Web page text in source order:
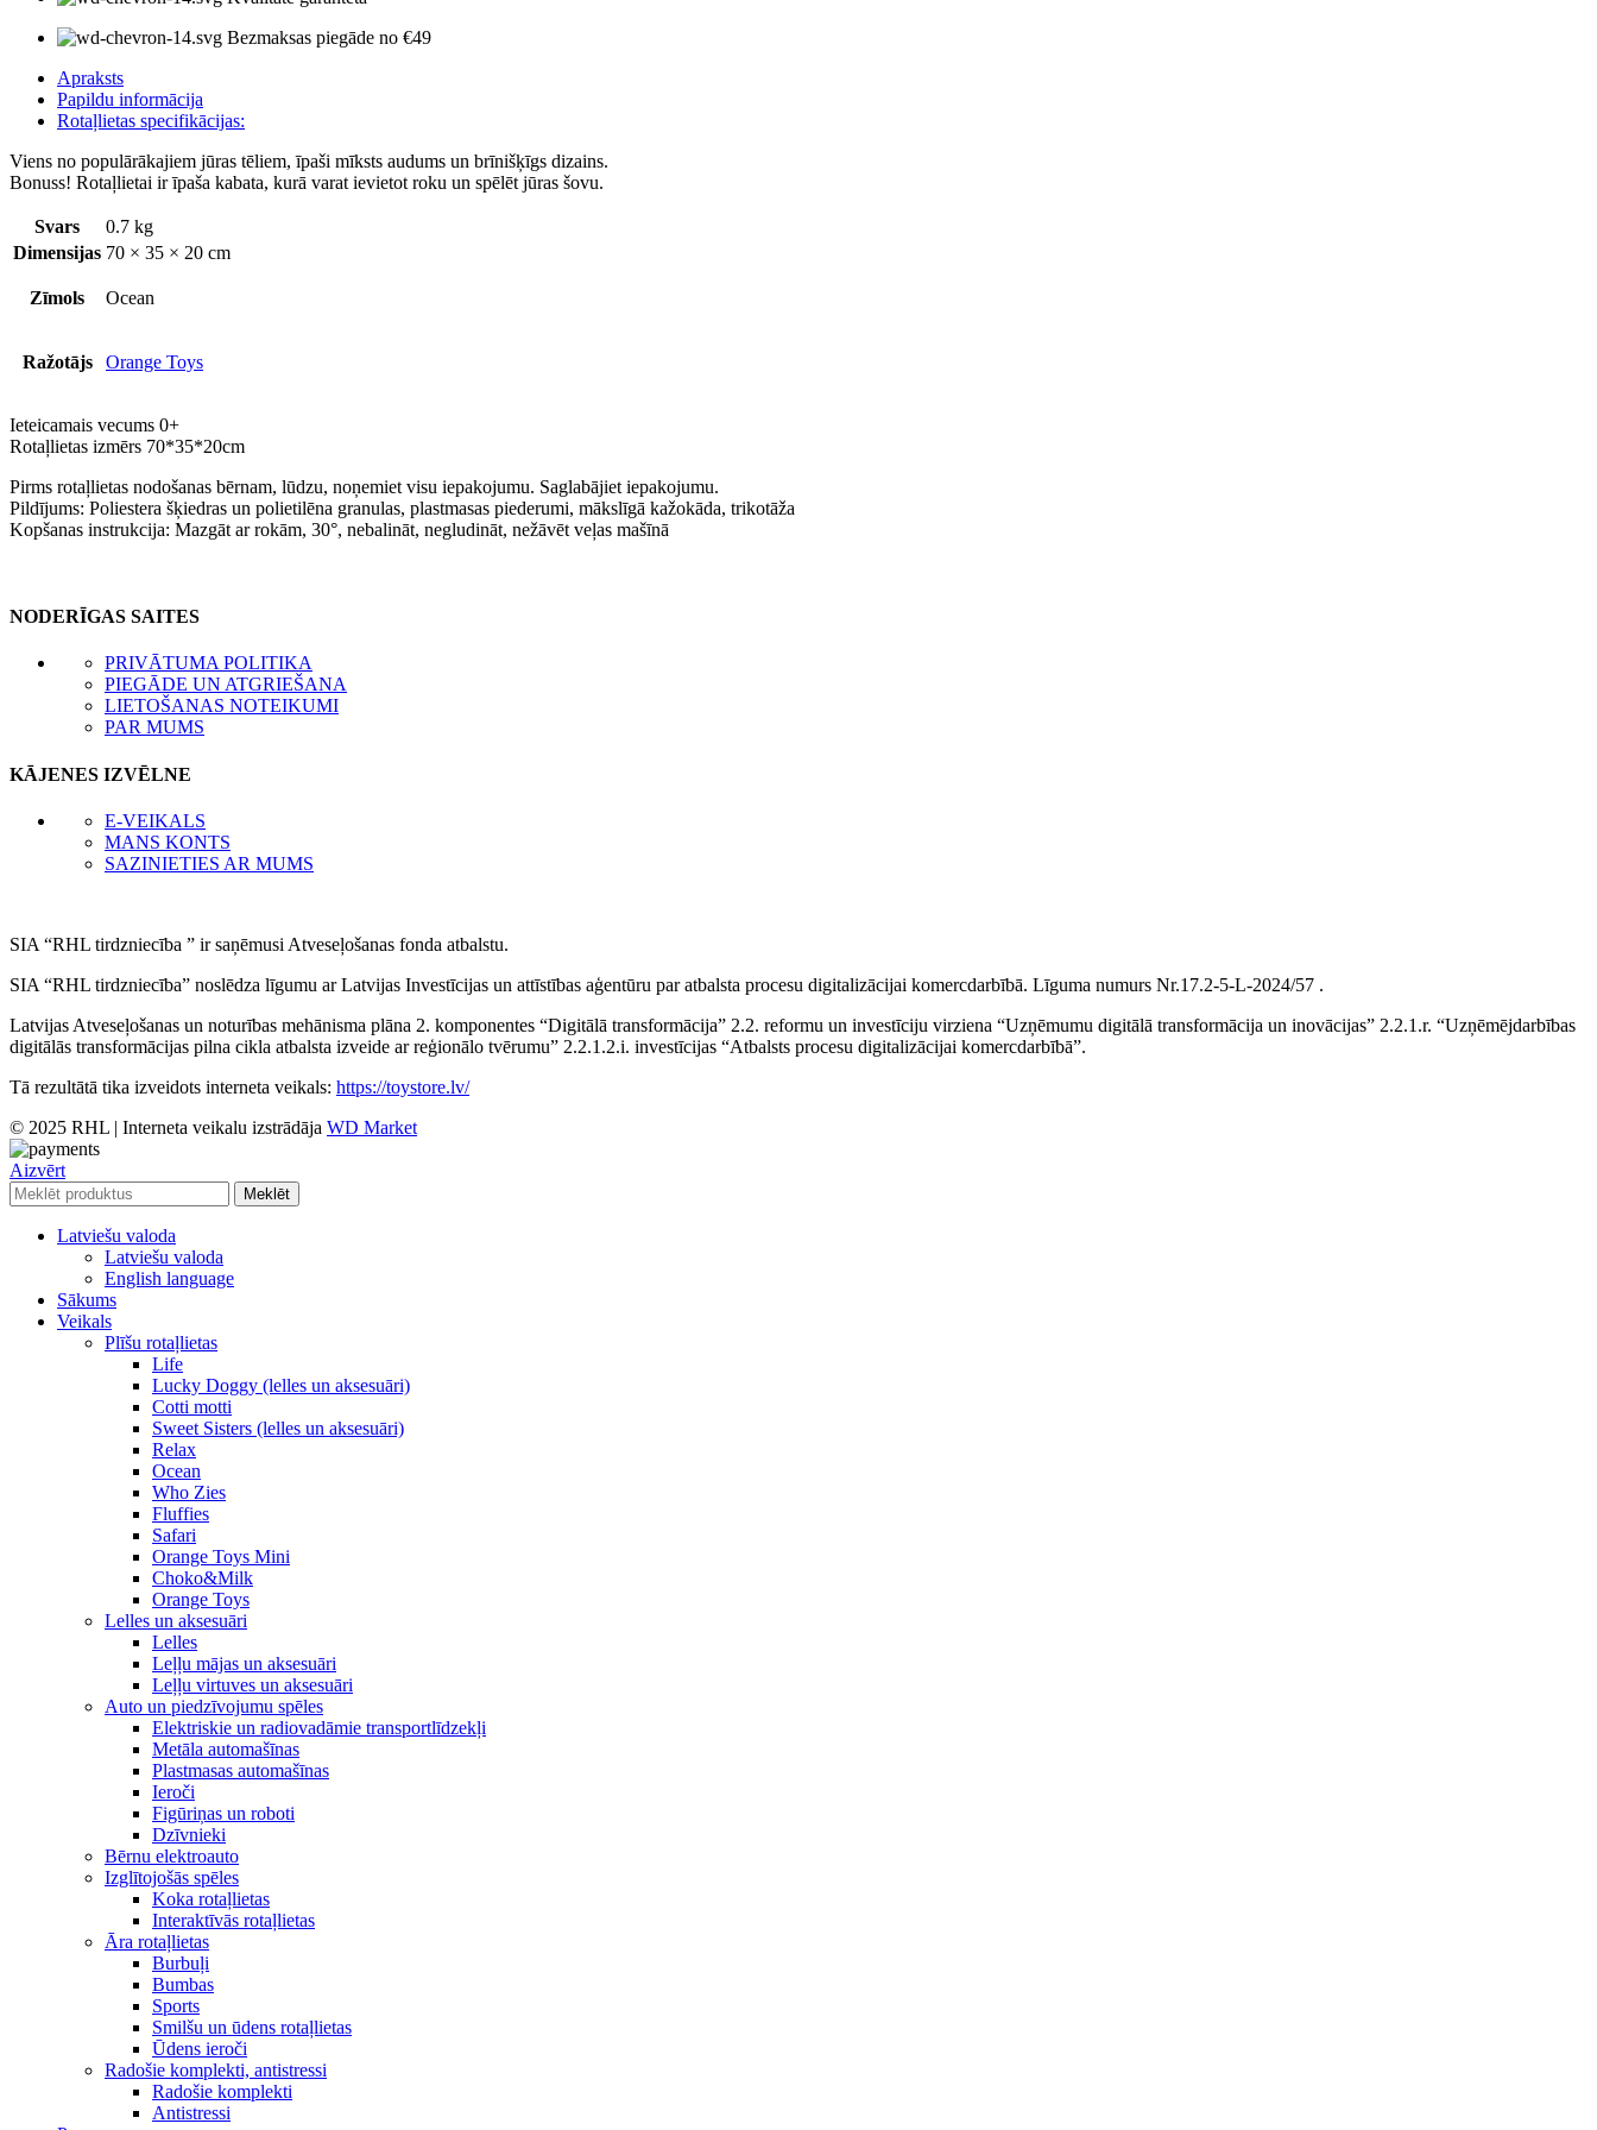
Bezmaksas piegāde no €49
Apraksts
Papildu informācija
Rotaļlietas specifikācijas:
Viens no populārākajiem jūras tēliem, īpaši mīksts audums un brīnišķīgs dizains.
Bonuss! Rotaļlietai ir īpaša kabata, kurā varat ievietot roku un spēlēt jūras šovu.
Svars
0.7 kg
Dimensijas 70 × 35 × 20 cm
Zīmols Ocean
Ražotājs Orange Toys
Ieteicamais vecums 0+
Rotaļlietas izmērs 70*35*20cm
Pirms rotaļlietas nodošanas bērnam, lūdzu, noņemiet visu iepakojumu. Saglabājiet iepakojumu.
Pildījums: Poliestera šķiedras un polietilēna granulas, plastmasas piederumi, mākslīgā kažokāda, trikotāža
Kopšanas instrukcija: Mazgāt ar rokām, 30°, nebalināt, negludināt, nežāvēt veļas mašīnā
NODERĪGAS SAITES
PRIVĀTUMA POLITIKA
PIEGĀDE UN ATGRIEŠANA
LIETOŠANAS NOTEIKUMI
PAR MUMS
KĀJENES IZVĒLNE
E-VEIKALS
MANS KONTS
SAZINIETIES AR MUMS
SIA “RHL tirdzniecība ” ir saņēmusi Atveseļošanas fonda atbalstu.
SIA “RHL tirdzniecība” noslēdza līgumu ar Latvijas Investīcijas un attīstības aģentūru par atbalsta procesu digitalizācijai komercdarbībā. Līguma numurs Nr.17.2-5-L-2024/57 .
Latvijas Atveseļošanas un noturības mehānisma plāna 2. komponentes “Digitālā transformācija” 2.2. reformu un investīciju virziena “Uzņēmumu digitālā transformācija un inovācijas” 2.2.1.r. “Uzņēmējdarbības
digitālās transformācijas pilna cikla atbalsta izveide ar reģionālo tvērumu” 2.2.1.2.i. investīcijas “Atbalsts procesu digitalizācijai komercdarbībā”.
Tā rezultātā tika izveidots interneta veikals: https://toystore.lv/
© 2025 RHL | Interneta veikalu izstrādāja WD Market
Aizvērt
Meklēt
Latviešu valoda
Latviešu valoda
English language
Sākums
Veikals
Plīšu rotaļlietas
Life
Lucky Doggy (lelles un aksesuāri)
Cotti motti
Sweet Sisters (lelles un aksesuāri)
Relax
Ocean
Who Zies
Fluffies
Safari
Orange Toys Mini
Choko&Milk
Orange Toys
Lelles un aksesuāri
Lelles
Leļļu mājas un aksesuāri
Leļļu virtuves un aksesuāri
Auto un piedzīvojumu spēles
Elektriskie un radiovadāmie transportlīdzekļi
Metāla automašīnas
Plastmasas automašīnas
Ieroči
Figūriņas un roboti
Dzīvnieki
Bērnu elektroauto
Izglītojošās spēles
Koka rotaļlietas
Interaktīvās rotaļlietas
Āra rotaļlietas
Burbuļi
Bumbas
Sports
Smilšu un ūdens rotaļlietas
Ūdens ieroči
Radošie komplekti, antistressi
Radošie komplekti
Antistressi